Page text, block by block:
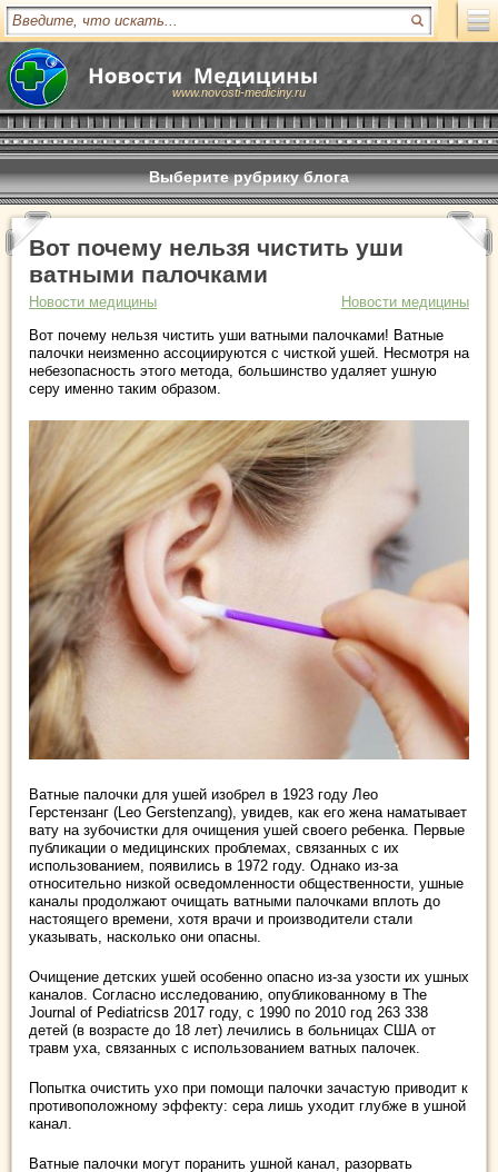
www.novosti-mediciny.ru
Выберите рубрику блога
Вот почему нельзя чистить уши
ватными палочками
Новости медицины
Новости медицины
Вот почему нельзя чистить уши ватными палочками! Ватные
палочки неизменно ассоциируются с чисткой ушей. Несмотря на
небезопасность этого метода, большинство удаляет ушную
серу именно таким образом.
Ватные палочки для ушей изобрел в 1923 году Лео
Герстензанг (Leo Gerstenzang), увидев, как его жена наматывает
вату на зубочистки для очищения ушей своего ребенка. Первые
публикации о медицинских проблемах, связанных с их
использованием, появились в 1972 году. Однако из-за
относительно низкой осведомленности общественности, ушные
каналы продолжают очищать ватными палочками вплоть до
настоящего времени, хотя врачи и производители стали
указывать, насколько они опасны.
Очищение детских ушей особенно опасно из-за узости их ушных
каналов. Согласно исследованию, опубликованному в The
Journal of Pediatricsв 2017 году, с 1990 по 2010 год 263 338
детей (в возрасте до 18 лет) лечились в больницах США от
травм уха, связанных с использованием ватных палочек.
Попытка очистить ухо при помощи палочки зачастую приводит к
противоположному эффекту: сера лишь уходит глубже в ушной
канал.
Ватные палочки могут поранить ушной канал, разорвать